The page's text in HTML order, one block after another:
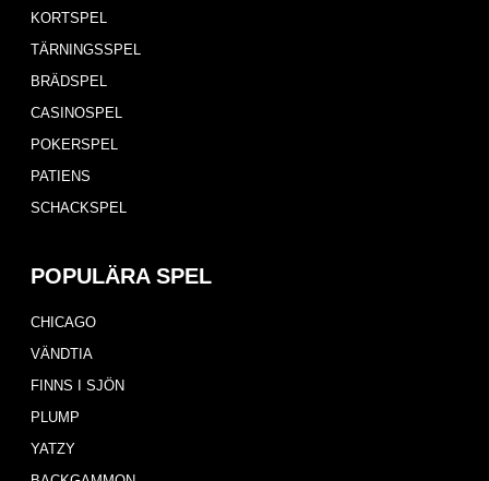
KORTSPEL
TÄRNINGSSPEL
BRÄDSPEL
CASINOSPEL
POKERSPEL
PATIENS
SCHACKSPEL
POPULÄRA SPEL
CHICAGO
VÄNDTIA
FINNS I SJÖN
PLUMP
YATZY